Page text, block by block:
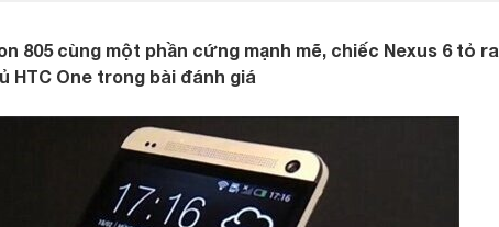
805 cùng một phần cứng mạnh mẽ, chiếc Nexus 6 tỏ ra
One trong bài đánh giá